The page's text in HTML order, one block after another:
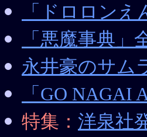
「ドロロン
「悪魔事典」
永井豪のサム
「GO NAGAI
特集： 洋泉社